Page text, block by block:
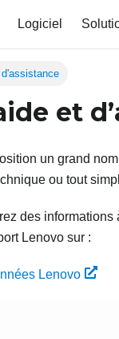
Logiciel
et
un grand
ou tout
des
Lenovo sur :
Lenovo